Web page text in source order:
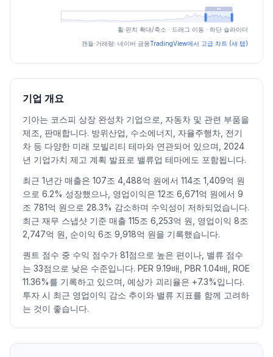
최근 구간 일별 OHLCV (스크린 리더용)
고가 저가 종가 등락률%거래량
2026.07.03
1468001520001438001520004.68 1078769
2026.07.06
1530001625001504001607005.72 1610920
2026.07.07
157700
2026.07.09
156700156900144400144800-7.65 1363126
2026.07.10
1474001520001455001475001.86
1005420
2026.07.13
148000151100142300143500-2.71 898409
2026.07.15
1414001463001413001450003.87 1067661
2026.07.16
1434001505001424001497003.24 967288
2026.07.20
143000146300138100140000-6.48876708
2026.07.21
1395001449001373001446003.29 870748
2026.07.22
146400150300145500146800
1.52
790259
2026.07.23
1465001500001450001498002.04 555094
2026.07.24
146300146800129500130500-12.881512716
2026.07.27
133100133200127200130400-0.08 1048912
2026.07.28
126000127300
2026.07.29
122700126500114700120400-1.15 1833971
2026.07.30
1150001244001150001208000.33 1376243
휠·핀치 확대/축소 · 드래그 이동 · 하단 슬라이더
캔들·거래량: 네이버 금융TradingView에서 고급 차트 (새 탭)
기업 개요
기아는 코스피 상장 완성차 기업으로, 자동차 및 관련 부품을
제조, 판매합니다. 방위산업, 수소에너지, 자율주행차, 전기
차 등 다양한 미래 모빌리티 테마와 연관되어 있으며, 2024
년 기업가치 제고 계획 발표로 밸류업 테마에도 포함됩니다.
최근 1년간 매출은 107조 4,488억 원에서 114조 1,409억 원
으로 6.2% 성장했으나, 영업이익은 12조 6,671억 원에서 9
조 781억 원으로 28.3% 감소하며 수익성이 저하되었습니다.
최근 재무 스냅샷 기준 매출 115조 6,253억 원, 영업이익 8조
2,747억 원, 순이익 6조 9,918억 원을 기록했습니다.
퀀트 점수 중 수익 점수가 81점으로 높은 편이나, 밸류 점수
는 33점으로 낮은 수준입니다. PER 9.19배, PBR 1.04배, ROE
11.36%를 기록하고 있으며, 예상가 괴리율은 +7.3%입니다.
투자 시 최근 영업이익 감소 추이와 밸류 지표를 함께 고려하
는 것이 좋습니다.